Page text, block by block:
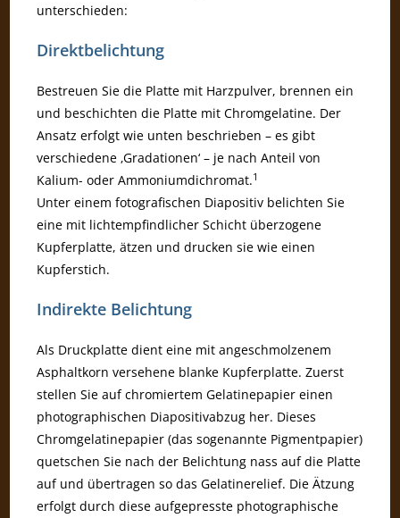
unterschieden:
Direktbelichtung
Bestreuen Sie die Platte mit Harzpulver, brennen ein
und beschichten die Platte mit Chromgelatine. Der
Ansatz erfolgt wie unten beschrieben – es gibt
verschiedene ‚Gradationen‘ – je nach Anteil von
Kalium- oder Ammoniumdichromat.1
Unter einem fotografischen Diapositiv belichten Sie
eine mit lichtempfindlicher Schicht überzogene
Kupferplatte, ätzen und drucken sie wie einen
Kupferstich.
Indirekte Belichtung
Als Druckplatte dient eine mit angeschmolzenem
Asphaltkorn versehene blanke Kupferplatte. Zuerst
stellen Sie auf chromiertem Gelatinepapier einen
photographischen Diapositivabzug her. Dieses
Chromgelatinepapier (das sogenannte Pigmentpapier)
quetschen Sie nach der Belichtung nass auf die Platte
auf und übertragen so das Gelatinerelief. Die Ätzung
erfolgt durch diese aufgepresste photographische